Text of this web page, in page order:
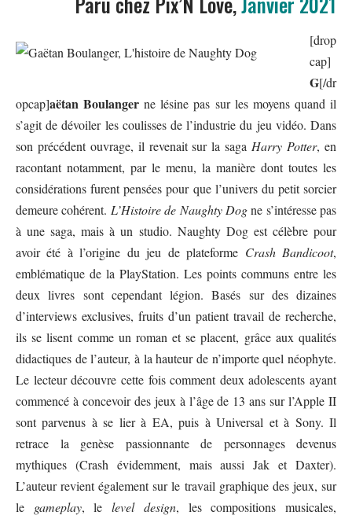
[drop
cap]
G[/dr
opcap]aëtan Boulanger ne lésine pas sur les moyens quand il
s’agit de dévoiler les coulisses de l’industrie du jeu vidéo. Dans
son précédent ouvrage, il revenait sur la saga Harry Potter, en
racontant notamment, par le menu, la manière dont toutes les
considérations furent pensées pour que l’univers du petit sorcier
demeure cohérent. L’Histoire de Naughty Dogne s’intéresse pas
à une saga, mais à un studio. Naughty Dog est célèbre pour
avoir été à l’origine du jeu de plateforme Crash Bandicoot,
emblématique de la PlayStation. Les points communs entre les
deux livres sont cependant légion. Basés sur des dizaines
d’interviews exclusives, fruits d’un patient travail de recherche,
ils se lisent comme un roman et se placent, grâce aux qualités
didactiques de l’auteur, à la hauteur de n’importe quel néophyte.
Le lecteur découvre cette fois comment deux adolescents ayant
commencé à concevoir des jeux à l’âge de 13 ans sur l’Apple II
sont parvenus à se lier à EA, puis à Universal et à Sony. Il
retrace la genèse passionnante de personnages devenus
mythiques (Crash évidemment, mais aussi Jak et Daxter).
L’auteur revient également sur le travail graphique des jeux, sur
le gameplay, lelevel design, les compositions musicales,